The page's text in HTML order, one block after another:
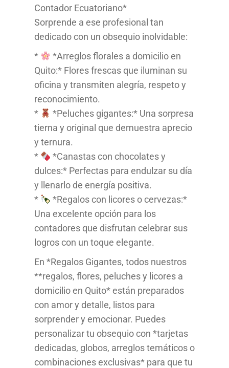
Contador Ecuatoriano*
Sorprende a ese profesional tan
dedicado con un obsequio inolvidable:
*
*Arreglos florales a domicilio en
Quito:* Flores frescas que iluminan su
oficina y transmiten alegría, respeto y
reconocimiento.
*
*Peluches gigantes:* Una sorpresa
tierna y original que demuestra aprecio
y ternura.
*
*Canastas con chocolates y
dulces:* Perfectas para endulzar su día
y llenarlo de energía positiva.
*
*Regalos con licores o cervezas:*
Una excelente opción para los
contadores que disfrutan celebrar sus
logros con un toque elegante.
En *Regalos Gigantes, todos nuestros
**regalos, flores, peluches y licores a
domicilio en Quito* están preparados
con amor y detalle, listos para
sorprender y emocionar. Puedes
personalizar tu obsequio con *tarjetas
dedicadas, globos, arreglos temáticos o
combinaciones exclusivas* para que tu